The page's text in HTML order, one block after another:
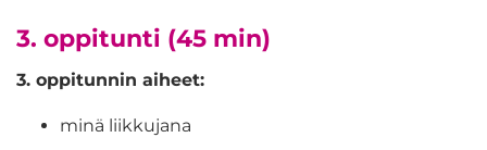
3. oppitunti (45 min)
3. oppitunnin aiheet:
minä liikkujana